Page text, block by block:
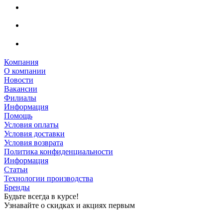
Компания
О компании
Новости
Вакансии
Филиалы
Информация
Помощь
Условия оплаты
Условия доставки
Условия возврата
Политика конфиденциальности
Информация
Статьи
Технологии производства
Бренды
Будьте всегда в курсе!
Узнавайте о скидках и акциях первым